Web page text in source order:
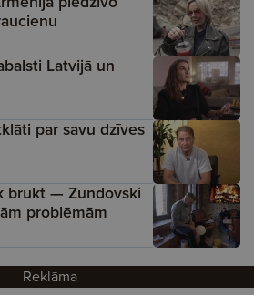
Latvijā un
par savu dzīves
brukt — Zundovski
problēmām
Reklāma